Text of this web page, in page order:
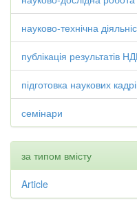
науково-технічна
публікація результатів
підготовка наукових
семінари
за типом вмісту
Article